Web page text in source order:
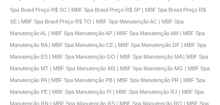
Spa Brasil Preço R$ SC | MBF Spa Brasil Preço R$ SP | MBF Spa Brasil Preço R$
SE | MBF Spa Brasil Preço R$ TO | MBF Spa Manutenção AC | MBF Spa
Manutenção AL | MBF Spa Manutenção AP | MBF Spa Manutenção AM | MBF Spa
Manutenção BA | MBF Spa Manutenção CE | MBF Spa Manutenção DF | MBF Spa
Manutenção ES | MBF Spa Manutenção GO | MBF Spa Manutenção MA | MBF Spa
Manutenção MT | MBF Spa Manutenção MS | MBF Spa Manutenção MG | MBF Spa
Manutenção PA | MBF Spa Manutenção PB | MBF Spa Manutenção PR | MBF Spa
Manutenção PE | MBF Spa Manutenção PI | MBF Spa Manutenção RJ | MBF Spa
Manutenção RN | MBF Spa Manutenção RS | MBF Spa Manutenção RO | MBF Spa